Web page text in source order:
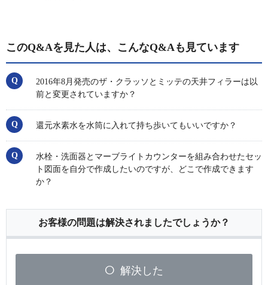
このQ&Aを見た人は、こんなQ&Aも見ています
2016年8月発売のザ・クラッソとミッテの天井フィラーは以
前と変更されていますか？
還元水素水を水筒に入れて持ち歩いてもいいですか？
水栓・洗面器とマーブライトカウンターを組み合わせたセッ
ト図面を自分で作成したいのですが、どこで作成できます
か？
お客様の問題は解決されましたでしょうか？
解決した